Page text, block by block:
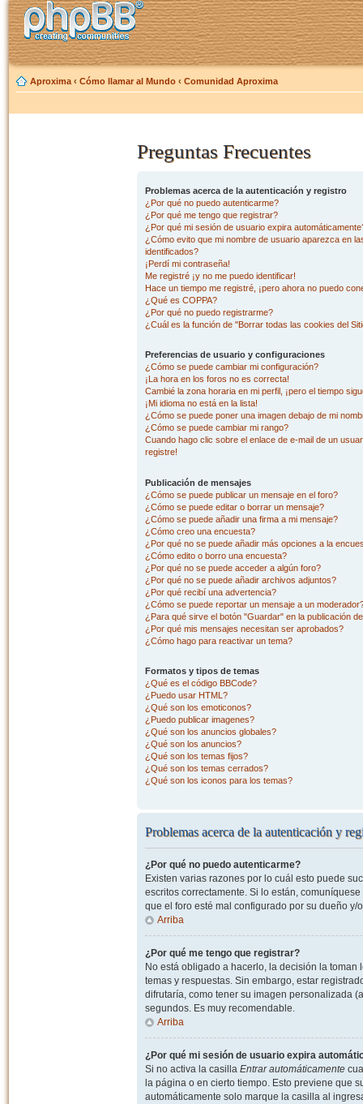
Aproxima ‹ Cómo llamar al Mundo ‹ Comunidad Aproxima
Preguntas Frecuentes
Problemas acerca de la autenticación y registro
¿Por qué no puedo autenticarme?
¿Por qué me tengo que registrar?
¿Por qué mi sesión de usuario expira
¿Cómo evito que mi nombre de usuario aparezca en
identificados?
¡Perdí mi contraseña!
Me registré ¡y no me puedo identificar!
Hace un tiempo me registré, ¡pero ahora no puedo
¿Qué es COPPA?
¿Por qué no puedo registrarme?
¿Cuál es la función de "Borrar todas las cookies del
Preferencias de usuario y configuraciones
¿Cómo se puede cambiar mi configuración?
¡La hora en los foros no es correcta!
Cambié la zona horaria en mi perfil, ¡pero el tiempo
¡Mi idioma no está en la lista!
¿Cómo se puede poner una imagen debajo de mi
¿Cómo se puede cambiar mi rango?
Cuando hago clic sobre el enlace de e-mail de un
registre!
Publicación de mensajes
¿Cómo se puede publicar un mensaje en el foro?
¿Cómo se puede editar o borrar un mensaje?
¿Cómo se puede añadir una firma a mi mensaje?
¿Cómo creo una encuesta?
¿Por qué no se puede añadir más opciones a la
¿Cómo edito o borro una encuesta?
¿Por qué no se puede acceder a algún foro?
¿Por qué no se puede añadir archivos adjuntos?
¿Por qué recibí una advertencia?
¿Cómo se puede reportar un mensaje a un
¿Para qué sirve el botón "Guardar" en la publicación
¿Por qué mis mensajes necesitan ser aprobados?
¿Cómo hago para reactivar un tema?
Formatos y tipos de temas
¿Qué es el código BBCode?
¿Puedo usar HTML?
¿Qué son los emoticonos?
¿Puedo publicar imagenes?
¿Qué son los anuncios globales?
¿Qué son los anuncios?
¿Qué son los temas fijos?
¿Qué son los temas cerrados?
¿Qué son los iconos para los temas?
Problemas acerca de la autenticación y
¿Por qué no puedo autenticarme?
Existen varias razones por lo cuál esto puede
escritos correctamente. Si lo están,
que el foro esté mal configurado por su dueño
Arriba
¿Por qué me tengo que registrar?
No está obligado a hacerlo, la decisión la
temas y respuestas. Sin embargo, estar
difrutaría, como tener su imagen personalizada
segundos. Es muy recomendable.
Arriba
¿Por qué mi sesión de usuario expira
Si no activa la casilla Entrar automáticamente
la página o en cierto tiempo. Esto previene que
automáticamente solo marque la casilla al